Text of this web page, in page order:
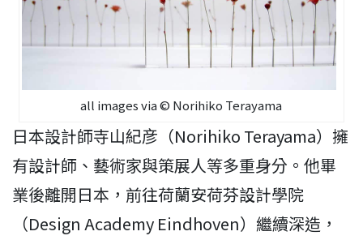
all images via © Norihiko Terayama
日本設計師寺山紀彦（Norihiko Terayama）擁
有設計師、藝術家與策展人等多重身分。他畢
業後離開日本，前往荷蘭安荷芬設計學院
（Design Academy Eindhoven）繼續深造，